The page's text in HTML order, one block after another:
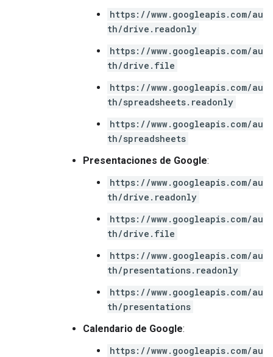
https://www.googleapis.com/au
th/drive.readonly
https://www.googleapis.com/au
th/drive.file
https://www.googleapis.com/au
th/spreadsheets.readonly
https://www.googleapis.com/au
th/spreadsheets
Presentaciones de Google:
https://www.googleapis.com/au
th/drive.readonly
https://www.googleapis.com/au
th/drive.file
https://www.googleapis.com/au
th/presentations.readonly
https://www.googleapis.com/au
th/presentations
Calendario de Google:
https://www.googleapis.com/au